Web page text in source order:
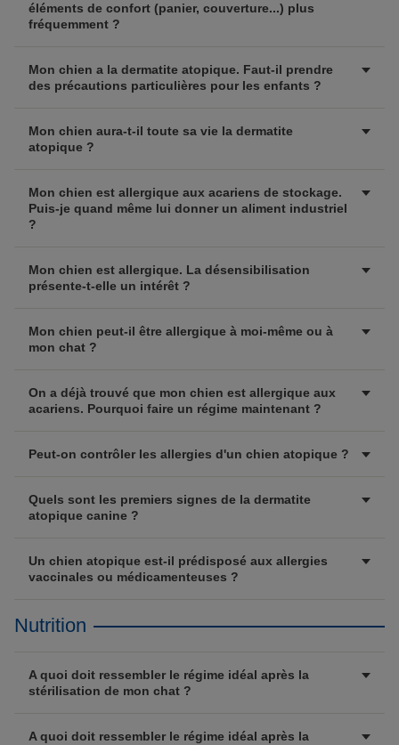
éléments de confort (panier, couverture...) plus
fréquemment ?
Mon chien a la dermatite atopique. Faut-il prendre
des précautions particulières pour les enfants ?
Mon chien aura-t-il toute sa vie la dermatite
atopique ?
Mon chien est allergique aux acariens de stockage.
Puis-je quand même lui donner un aliment industriel
?
Mon chien est allergique. La désensibilisation
présente-t-elle un intérêt ?
Mon chien peut-il être allergique à moi-même ou à
mon chat ?
On a déjà trouvé que mon chien est allergique aux
acariens. Pourquoi faire un régime maintenant ?
Peut-on contrôler les allergies d'un chien atopique ?
Quels sont les premiers signes de la dermatite
atopique canine ?
Un chien atopique est-il prédisposé aux allergies
vaccinales ou médicamenteuses ?
Nutrition
A quoi doit ressembler le régime idéal après la
stérilisation de mon chat ?
A quoi doit ressembler le régime idéal après la